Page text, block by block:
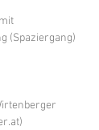
(Spaziergang)